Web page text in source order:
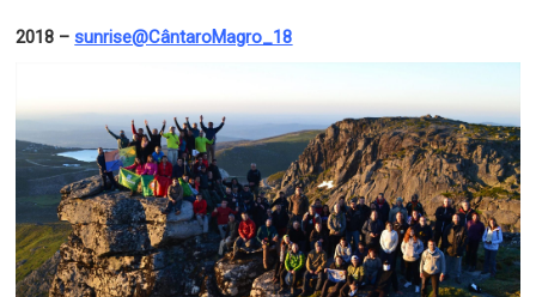
2018 –sunrise@CântaroMagro_18